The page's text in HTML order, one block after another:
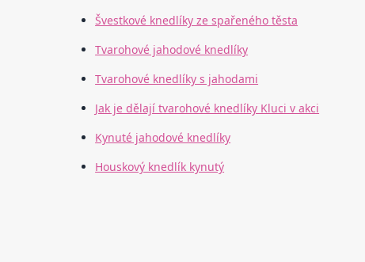
Švestkové knedlíky ze spařeného těsta
Tvarohové jahodové knedlíky
Tvarohové knedlíky s jahodami
Jak je dělají tvarohové knedlíky Kluci v akci
Kynuté jahodové knedlíky
Houskový knedlík kynutý